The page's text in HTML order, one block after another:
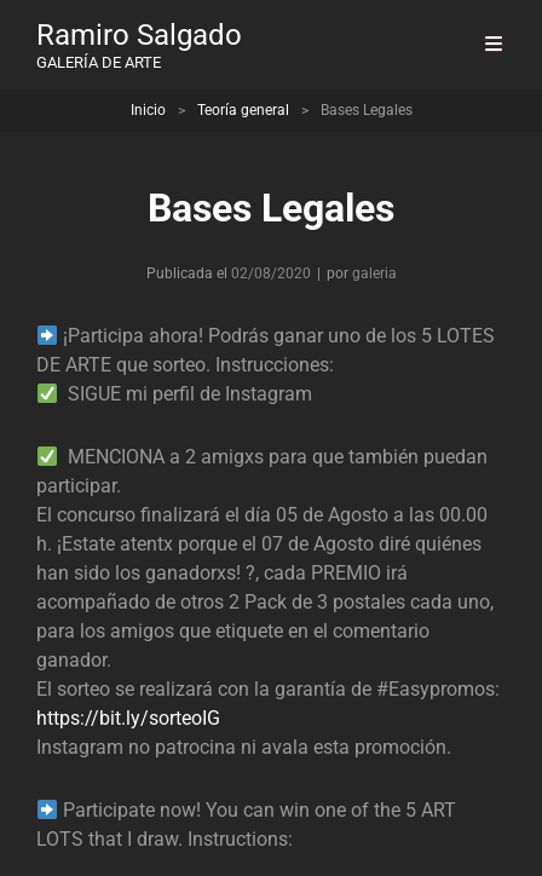
Ramiro Salgado
GALERÍA DE ARTE
Inicio > Teoría general > Bases Legales
Bases Legales
Publicada el 02/08/2020 por Byline
galeria
¡Participa ahora! Podrás ganar uno de los 5 LOTES
DE ARTE que sorteo. Instrucciones:
SIGUE mi perfil de Instagram
MENCIONA a 2 amigxs para que también puedan
participar.
El concurso finalizará el día 05 de Agosto a las 00.00
h. ¡Estate atentx porque el 07 de Agosto diré quiénes
han sido los ganadorxs! ?, cada PREMIO irá
acompañado de otros 2 Pack de 3 postales cada uno,
para los amigos que etiquete en el comentario
ganador.
El sorteo se realizará con la garantía de #Easypromos:
https://bit.ly/sorteoIG
Instagram no patrocina ni avala esta promoción.
Participate now! You can win one of the 5 ART
LOTS that I draw. Instructions: